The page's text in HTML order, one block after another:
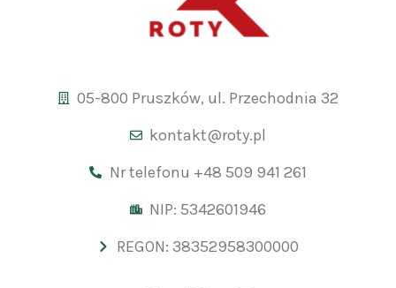
05-800 Pruszków, ul. Przechodnia 32
kontakt@roty.pl
Nr telefonu +48 509 941 261
NIP: 5342601946
REGON: 38352958300000